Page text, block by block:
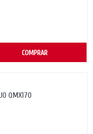
COMPRAR
QMX170